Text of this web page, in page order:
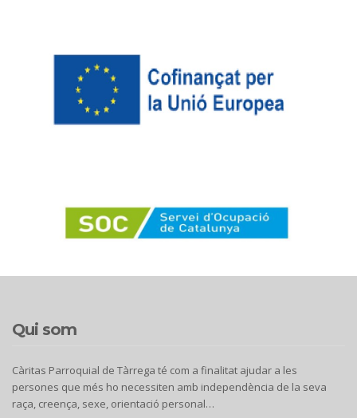
Qui som
Càritas Parroquial de Tàrrega té com a finalitat ajudar a les
persones que més ho necessiten amb independència de la seva
raça, creença, sexe, orientació personal…